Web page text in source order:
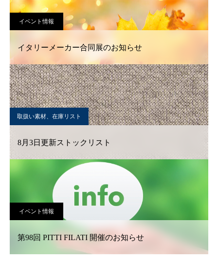
イベント情報
イタリーメーカー合同展のお知らせ
取扱い素材、在庫リスト
8月3日更新ストックリスト
イベント情報
第98回 PITTI FILATI 開催のお知らせ